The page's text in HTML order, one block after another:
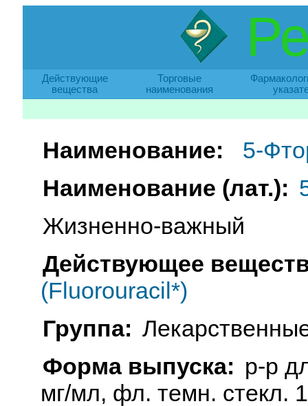
Действующие
вещества
Торговые
наименования
Наименование:
5-
Наименование (лат.):
Жизненно-важный
Действующее
(Fluorouracil*)
Группа:
Форма выпуска: р-р
мг/мл, фл. темн. стекл.